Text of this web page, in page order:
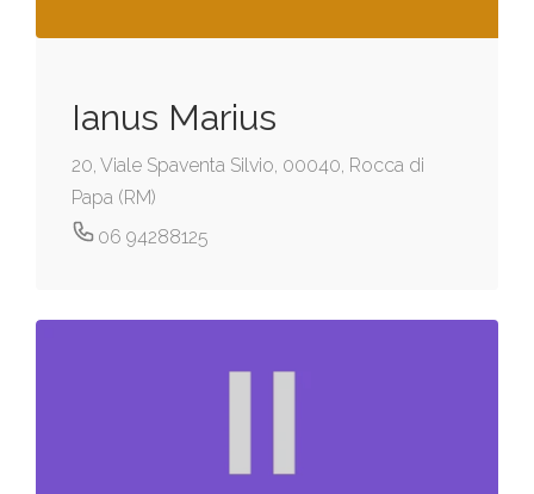
Ianus Marius
20, Viale Spaventa Silvio, 00040, Rocca di
Papa (RM)
06 94288125